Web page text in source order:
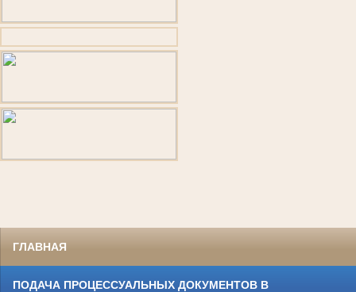
ГЛАВНАЯ
ПОДАЧА ПРОЦЕССУАЛЬНЫХ ДОКУМЕНТОВ В